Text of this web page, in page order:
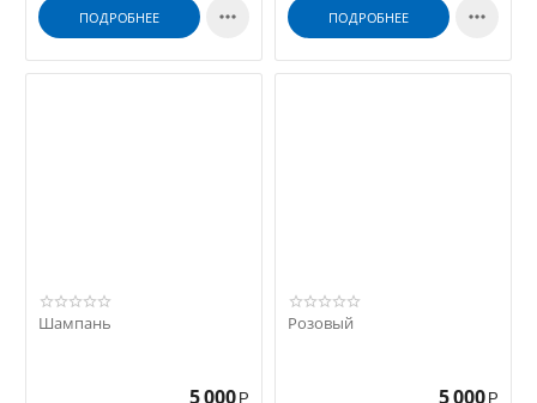
ПОДРОБНЕЕ  ПОДРОБНЕЕ 
Шампань
5 000 Р
Розовый
5 000 Р